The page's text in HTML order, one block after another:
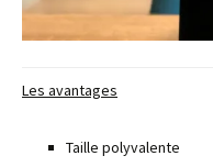
Les avantages
Taille polyvalente